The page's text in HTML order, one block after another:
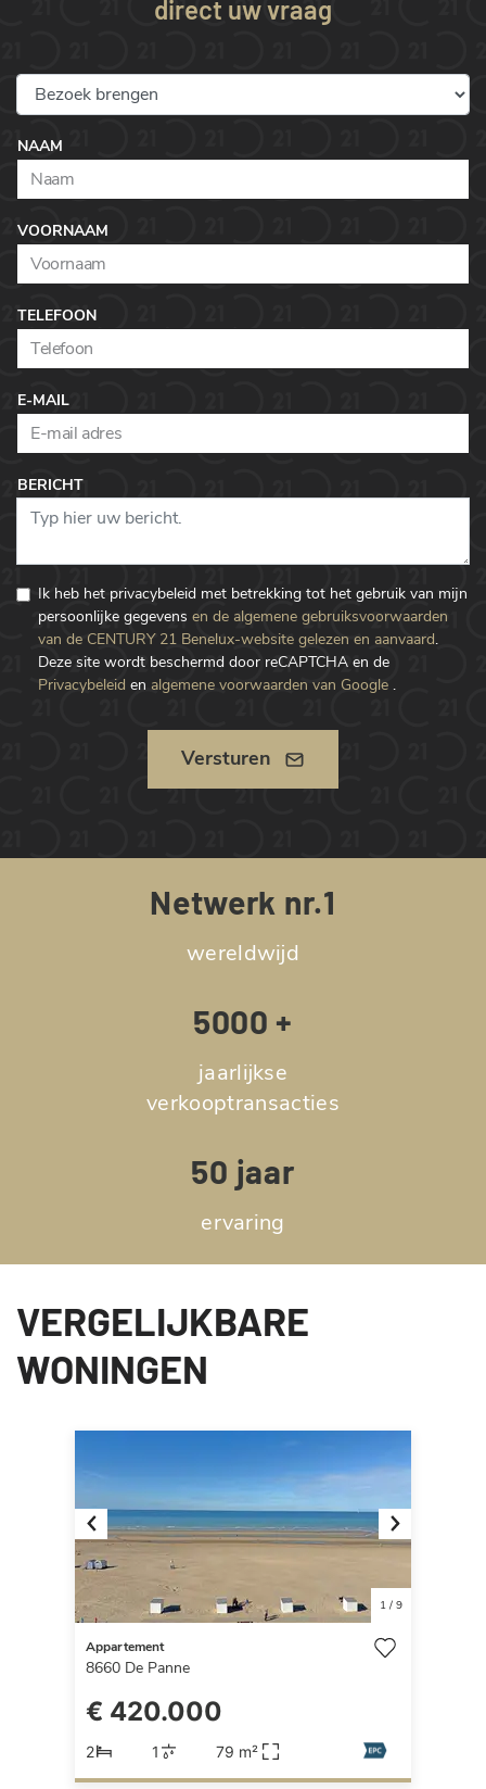
direct uw vraag
NAAM
VOORNAAM
TELEFOON
E-MAIL
BERICHT
Ik heb het privacybeleid met betrekking tot het gebruik van mijn
persoonlijke gegevens en de algemene gebruiksvoorwaarden
van de CENTURY 21 Benelux-website gelezen en aanvaard.
Deze site wordt beschermd door reCAPTCHA en de
Privacybeleid en algemene voorwaarden van Google .
Versturen
Netwerk nr.1
wereldwijd
5000 +
jaarlijkse
verkooptransacties
50 jaar
ervaring
VERGELIJKBARE
WONINGEN
Previous Next
1/ 9
Appartement
8660 De Panne
€ 420.000
2 1 79 m²